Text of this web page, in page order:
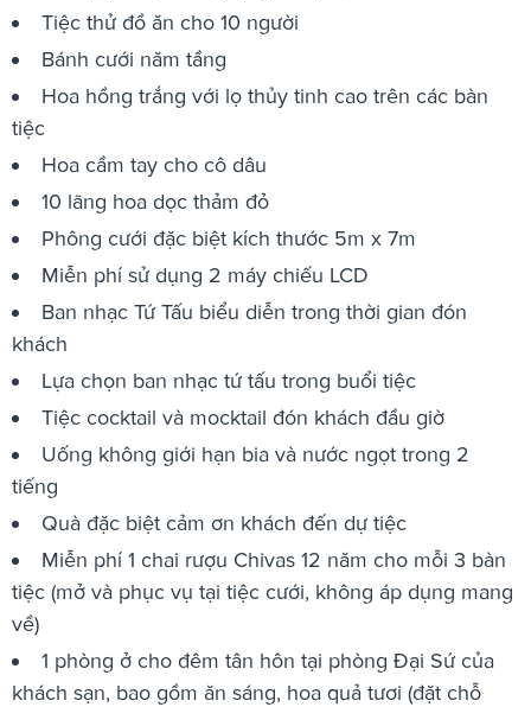
Tiệc thử đồ ăn cho 10 người
Bánh cưới năm tầng
Hoa hồng trắng với lọ thủy tinh cao trên các bàn
tiệc
Hoa cầm tay cho cô dâu
10 lãng hoa dọc thảm đỏ
Phông cưới đặc biệt kích thước 5m x 7m
Miễn phí sử dụng 2 máy chiếu LCD
Ban nhạc Tứ Tấu biểu diễn trong thời gian đón
khách
Lựa chọn ban nhạc tứ tấu trong buổi tiệc
Tiệc cocktail và mocktail đón khách đầu giờ
Uống không giới hạn bia và nước ngọt trong 2
tiếng
Quà đặc biệt cảm ơn khách đến dự tiệc
Miễn phí 1 chai rượu Chivas 12 năm cho mỗi 3 bàn
tiệc (mở và phục vụ tại tiệc cưới, không áp dụng mang
về)
1 phòng ở cho đêm tân hôn tại phòng Đại Sứ của
khách sạn, bao gồm ăn sáng, hoa quả tươi (đặt chỗ